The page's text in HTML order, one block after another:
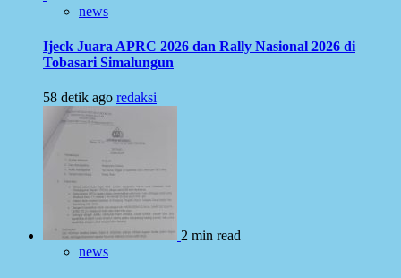
news
Ijeck Juara APRC 2026 dan Rally Nasional 2026 di
Tobasari Simalungun
58 detik ago redaksi
2 min read
news